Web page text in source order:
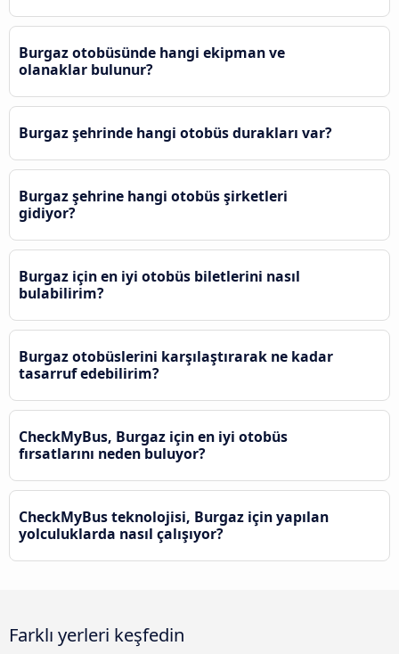
Burgaz otobüsünde hangi ekipman ve
olanaklar bulunur?
Burgaz şehrinde hangi otobüs durakları var?
Burgaz şehrine hangi otobüs şirketleri
gidiyor?
Burgaz için en iyi otobüs biletlerini nasıl
bulabilirim?
Burgaz otobüslerini karşılaştırarak ne kadar
tasarruf edebilirim?
CheckMyBus, Burgaz için en iyi otobüs
fırsatlarını neden buluyor?
CheckMyBus teknolojisi, Burgaz için yapılan
yolculuklarda nasıl çalışıyor?
Farklı yerleri keşfedin